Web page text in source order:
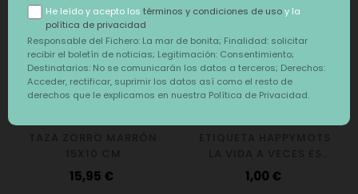
Precio
15,95 €
CUESTA ARRIBA, PERO
LAS VISTAS SON
Precio
1,00 €
Responsable del Fichero: La mar de bonita; Finalidad: solicitar
recibir el boletín de noticias; Legitimación: Consentimiento;
Destinatarios: No se comunicarán los datos a terceros; Derechos:
Acceder, rectificar, suprimir los datos así como el resto de
derechos que le explicamos en nuestra Política de Privacidad.
He leído y acepto lostérminos y condiciones de usoy la
política de privacidad